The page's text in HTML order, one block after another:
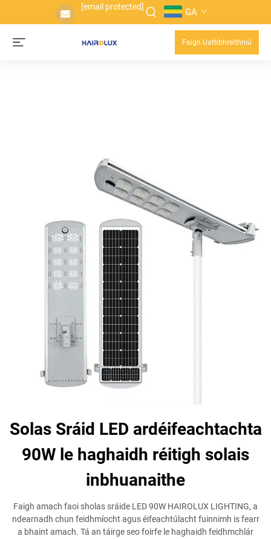
[email protected] GA
Faigh Uathbhreithniú
Solas Sráid LED ardéifeachtachta
90W le haghaidh réitigh solais
inbhuanaithe
Faigh amach faoi sholas sráide LED 90W HAIROLUX LIGHTING, a
ndearnadh chun feidhmíocht agus éifeachtúlacht fuinnimh is fearr
a bhaint amach. Tá an táirge seo foirfe le haghaidh feidhmchlár